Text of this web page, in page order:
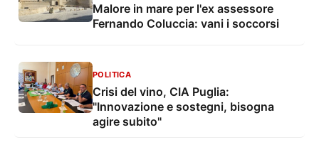
Malore in mare per l'ex assessore
Fernando Coluccia: vani i soccorsi
POLITICA
Crisi del vino, CIA Puglia:
"Innovazione e sostegni, bisogna
agire subito"